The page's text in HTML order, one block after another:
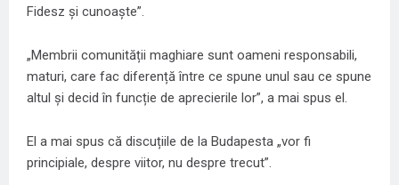
Fidesz și cunoaște”.
„Membrii comunității maghiare sunt oameni responsabili,
maturi, care fac diferență între ce spune unul sau ce spune
altul și decid în funcție de aprecierile lor”, a mai spus el.
El a mai spus că discuțiile de la Budapesta „vor fi
principiale, despre viitor, nu despre trecut”.